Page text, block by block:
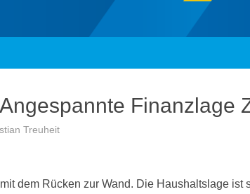
Finanzlage
Treuheit
dem Rücken zur Wand. Die Haushaltslage ist